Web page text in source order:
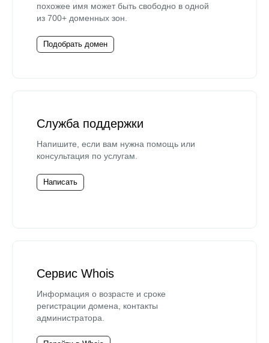
похожее имя может быть свободно в одной
из 700+ доменных зон.
Подобрать домен
Служба поддержки
Напишите, если вам нужна помощь или
консультация по услугам.
Написать
Сервис Whois
Информация о возрасте и сроке
регистрации домена, контакты
администратора.